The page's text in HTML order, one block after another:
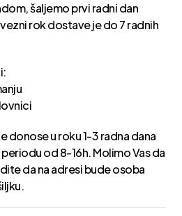
šaljemo prvi radni dan
rok dostave je do 7 radnih
donose u roku 1-3 radna dana
od 8-16h. Molimo Vas da
da na adresi bude osoba